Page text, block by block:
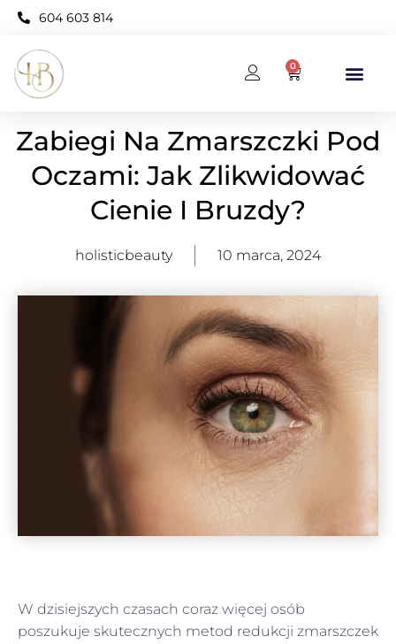
604 603 814
0
Zabiegi Na Zmarszczki Pod
Oczami: Jak Zlikwidować
Cienie I Bruzdy?
holisticbeauty 10 marca, 2024
W dzisiejszych czasach coraz więcej osób
poszukuje skutecznych metod redukcji zmarszczek